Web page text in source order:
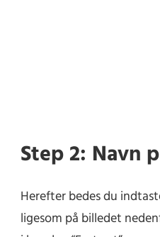
Step 2: Navn
Herefter bedes du
ligesom på billedet